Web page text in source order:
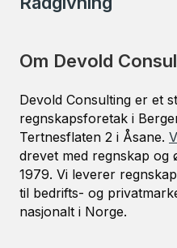
Om Devold
Devold Consulting er et
regnskapsforetak i
Tertnesflaten 2 i Åsane.
drevet med regnskap og
1979. Vi leverer
til bedrifts- og
nasjonalt i Norge.